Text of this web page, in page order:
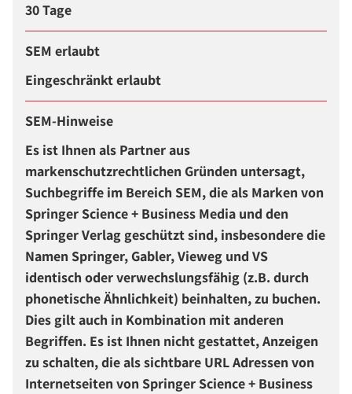
30 Tage
SEM erlaubt
Eingeschränkt erlaubt
SEM-Hinweise
Es ist Ihnen als Partner aus
markenschutzrechtlichen Gründen untersagt,
Suchbegriffe im Bereich SEM, die als Marken von
Springer Science + Business Media und den
Springer Verlag geschützt sind, insbesondere die
Namen Springer, Gabler, Vieweg und VS
identisch oder verwechslungsfähig (z.B. durch
phonetische Ähnlichkeit) beinhalten, zu buchen.
Dies gilt auch in Kombination mit anderen
Begriffen. Es ist Ihnen nicht gestattet, Anzeigen
zu schalten, die als sichtbare URL Adressen von
Internetseiten von Springer Science + Business